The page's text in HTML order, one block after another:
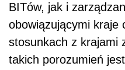
BITów, jak i
obowiązującymi kraje
stosunkach z krajami
takich porozumień